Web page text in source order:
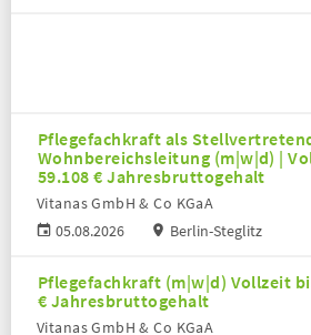
Pflegefachkraft als
Wohnbereichsleitung (m|w|d) |
59.108 € Jahresbruttogehalt
05.08.2026
Vitanas GmbH & Co KGaA
Berlin-Steglitz
Pflegefachkraft (m|w|d) Vollzeit
€ Jahresbruttogehalt
Vitanas GmbH & Co KGaA